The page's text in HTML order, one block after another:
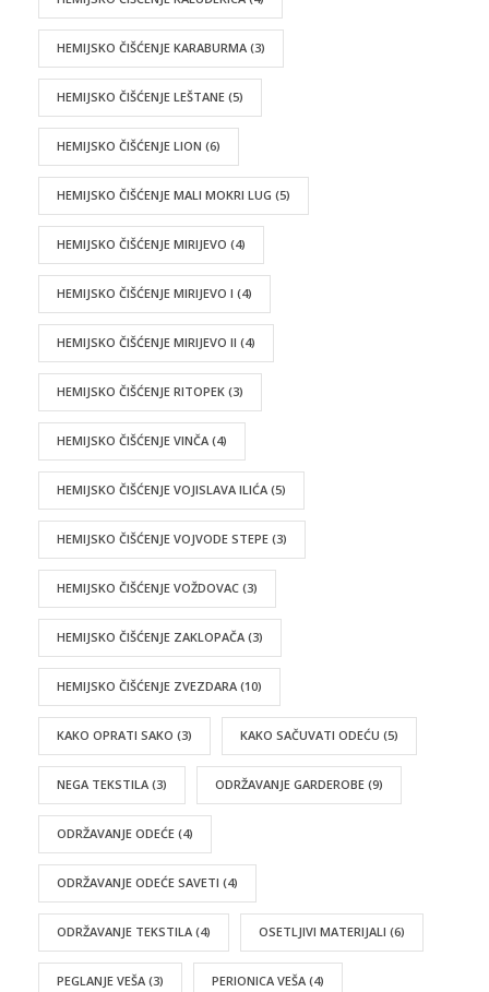
HEMIJSKO ČIŠĆENJE KARABURMA (3)
HEMIJSKO ČIŠĆENJE LEŠTANE (5)
HEMIJSKO ČIŠĆENJE LION (6)
HEMIJSKO ČIŠĆENJE MALI MOKRI LUG (5)
HEMIJSKO ČIŠĆENJE MIRIJEVO (4)
HEMIJSKO ČIŠĆENJE MIRIJEVO I (4)
HEMIJSKO ČIŠĆENJE MIRIJEVO II (4)
HEMIJSKO ČIŠĆENJE RITOPEK (3)
HEMIJSKO ČIŠĆENJE VINČA (4)
HEMIJSKO ČIŠĆENJE VOJISLAVA ILIĆA (5)
HEMIJSKO ČIŠĆENJE VOJVODE STEPE (3)
HEMIJSKO ČIŠĆENJE VOŽDOVAC (3)
HEMIJSKO ČIŠĆENJE ZAKLOPAČA (3)
HEMIJSKO ČIŠĆENJE ZVEZDARA (10)
KAKO OPRATI SAKO (3) KAKO SAČUVATI ODEĆU (5)
NEGA TEKSTILA (3) ODRŽAVANJE GARDEROBE (9)
ODRŽAVANJE ODEĆE (4)
ODRŽAVANJE ODEĆE SAVETI (4)
ODRŽAVANJE TEKSTILA (4) OSETLJIVI MATERIJALI (6)
PEGLANJE VEŠA (3) PERIONICA VEŠA (4)